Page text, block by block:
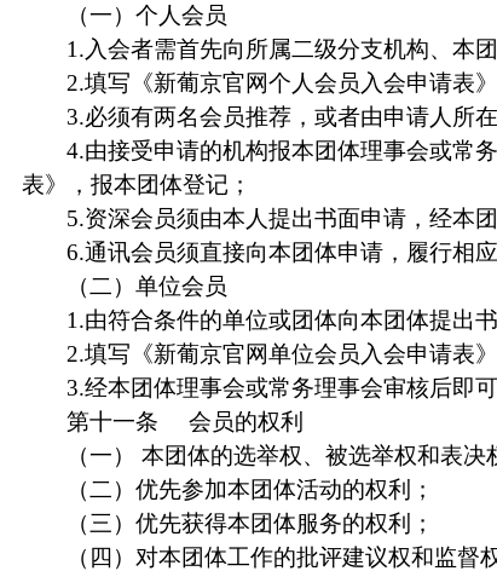
（一）个人会员
1. 入会者需首先向所属二级分支机构、本
2.填写《新葡京官网个人会员入会申请表》
3.必须有两名会员推荐，或者由申请人所
4.由接受申请的机构报本团体理事会或常
表》，报本团体登记；
5.资深会员须由本人提出书面申请，经本
6.通讯会员须直接向本团体申请，履行相
（二）单位会员
1.由符合条件的单位或团体向本团体提出
2.填写《新葡京官网单位会员入会申请表》
3.经本团体理事会或常务理事会审核后即可
第十一条
会员的权利
（一）
本团体的选举权、被选举权和表决
（二）优先参加本团体活动的权利；
（三）优先获得本团体服务的权利；
（四）对本团体工作的批评建议权和监督